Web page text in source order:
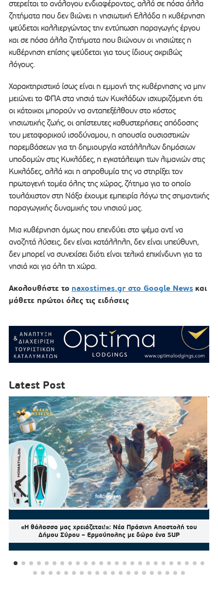
στερείται το ανάλογου ενδιαφέροντος, αλλά σε πόσα άλλα
ζητήματα που δεν βιώνει η νησιωτική Ελλάδα η κυβέρνηση
ψεύδεται καλλιεργώντας την εντύπωση παραγωγής έργου
και σε πόσα άλλα ζητήματα που βιώνουν οι νησιώτες η
κυβέρνηση επίσης ψεύδεται για τους ίδιους ακριβώς
λόγους.
Χαρακτηριστικό ίσως είναι η εμμονή της κυβέρνησης να μην
μειώνει το ΦΠΑ στα νησιά των Κυκλάδων ισχυριζόμενη ότι
οι κάτοικοι μπορούν να ανταπεξέλθουν στο κόστος
νησιωτικής ζωής, οι απίστευτες καθυστερήσεις απόδοσης
του μεταφορικού ισοδύναμου, η απουσία ουσιαστικών
παρεμβάσεων για τη δημιουργία κατάλληλων δημόσιων
υποδομών στις Κυκλάδες, η εγκατάλειψη των λιμανιών στις
Κυκλάδες, αλλά και η απροθυμία της να στηρίξει τον
πρωτογενή τομέα όλης της χώρας, ζήτημα για το οποίο
τουλάχιστον στη Νάξο έχουμε εμπειρία λόγω της σημαντικής
παραγωγικής δυναμικής του νησιού μας.
Μια κυβέρνηση όμως που επενδύει στο ψέμα αντί να
αναζητά λύσεις, δεν είναι κατάλληλη, δεν είναι υπεύθυνη,
δεν μπορεί να συνεχίσει διότι είναι τελικά επικίνδυνη για τα
νησιά και για όλη τη χώρα.
Ακολουθήστε το naxostimes.gr στο Google News και
μάθετε πρώτοι όλες τις ειδήσεις
Latest Post
«Η θάλασσα μας χρειάζεται!»: Νέα Πράσινη Αποστολή του
Δήμου Σύρου – Ερμούπολης με δώρο ένα SUP